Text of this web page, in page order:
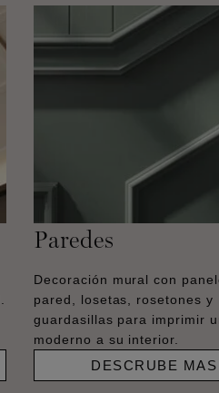
Paredes
Decoración mural con
pared, losetas, rosetones y
guardasillas para imprimir
moderno a su interior.
DESCRUBE MAS